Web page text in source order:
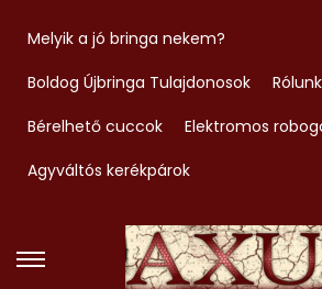
Melyik a jó bringa nekem?
Boldog Újbringa Tulajdonosok
Rólunk
Bérelhető cuccok
Elektromos
Agyváltós kerékpárok
S
S